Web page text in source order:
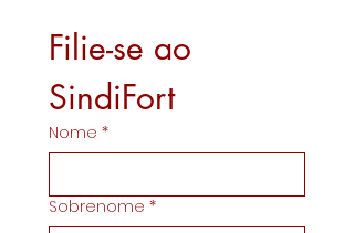
Filie-se ao
SindiFort
Nome *
Sobrenome *